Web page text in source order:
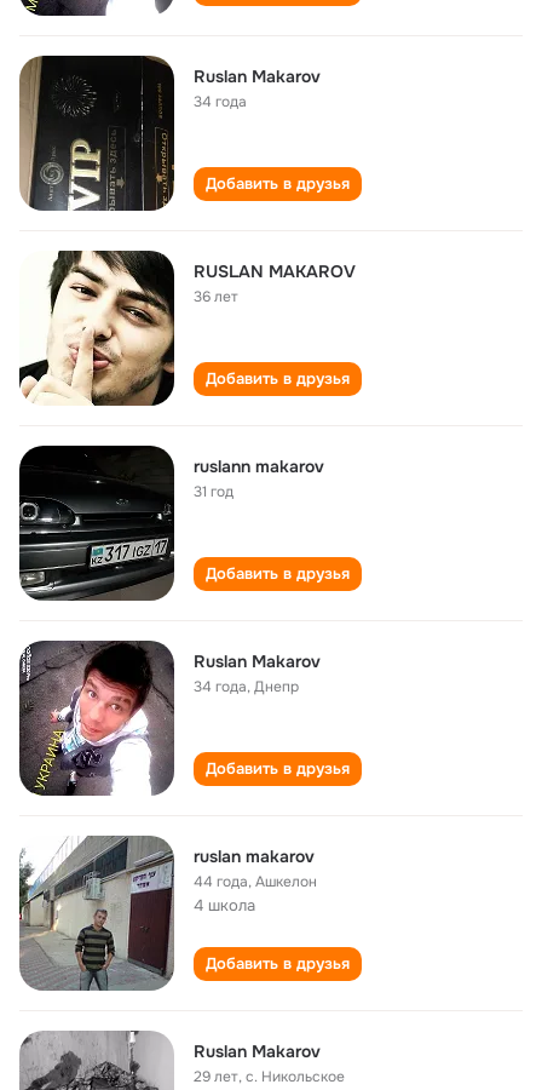
Ruslan Makarov
34 года
Добавить в друзья
RUSLAN MAKAROV
36 лет
Добавить в друзья
ruslann makarov
31 год
Добавить в друзья
Ruslan Makarov
34 года,Днепр
Добавить в друзья
ruslan makarov
44 года,Ашкелон
4 школа
Добавить в друзья
Ruslan Makarov
29 лет,с. Никольское